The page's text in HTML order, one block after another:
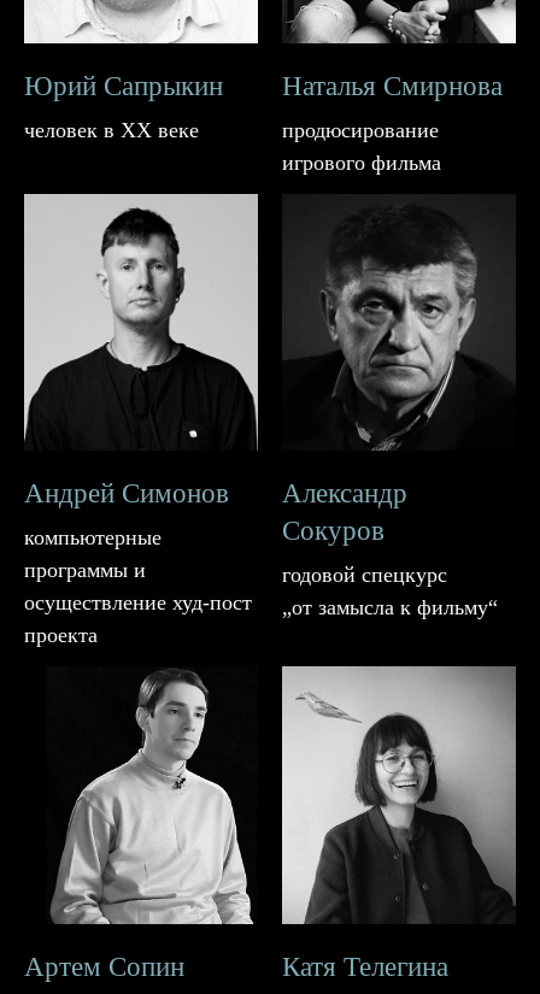
Юрий Сапрыкин
человек в XX веке
Наталья Смирнова
продюсирование
игрового фильма
Андрей Симонов
компьютерные
программы и
осуществление худ-пост
проекта
Александр
Сокуров
годовой спецкурс
„от замысла к фильму“
Артем Сопин Катя Телегина